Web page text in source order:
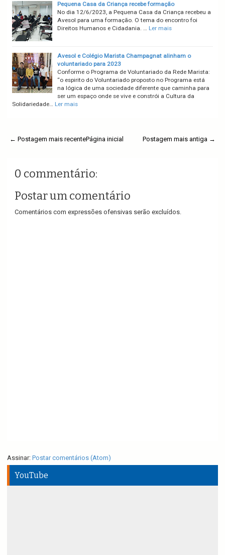
Pequena Casa da Criança recebe formação
No dia 12/6/2023, a Pequena Casa da Criança recebeu a
Avesol para uma formação. O tema do encontro foi
Direitos Humanos e Cidadania. … Ler mais
Avesol e Colégio Marista Champagnat alinham o
voluntariado para 2023
Conforme o Programa de Voluntariado da Rede Marista:
“o espirito do Voluntariado proposto no Programa está
na lógica de uma sociedade diferente que caminha para
ser um espaço onde se vive e constrói a Cultura da
Solidariedade… Ler mais
← Postagem mais recente Postagem mais antiga →
Página inicial
0 commentário:
Postar um comentário
Comentários com expressões ofensivas serão excluídos.
Assinar: Postar comentários (Atom)
YouTube